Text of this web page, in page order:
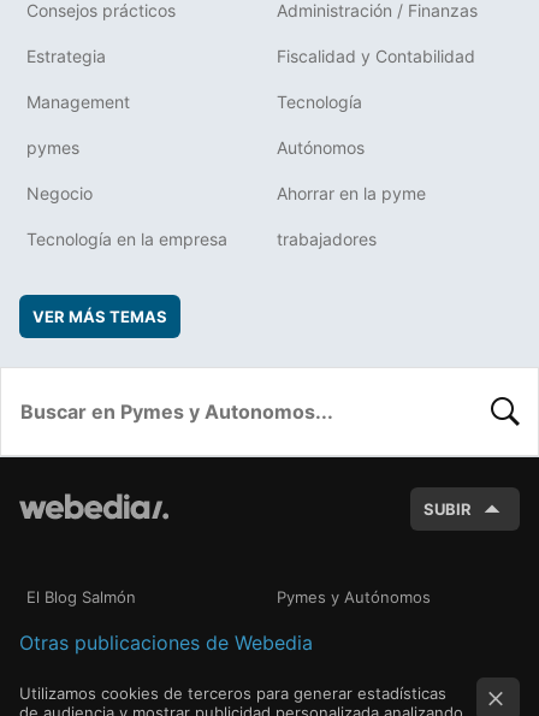
Consejos prácticos Administración / Finanzas
Estrategia Fiscalidad y Contabilidad
Management Tecnología
pymes Autónomos
Negocio Ahorrar en la pyme
Tecnología en la empresa trabajadores
VER MÁS TEMAS
SUBIR
El Blog Salmón Pymes y Autónomos
Otras publicaciones de Webedia
Utilizamos cookies de terceros para generar estadísticas